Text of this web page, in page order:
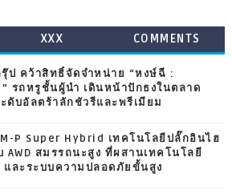
XXX COMMENTS
รุ๊ป คว้าสิทธิ์จัดจำหน่าย “หงษ์ฉี :
รถหรูชั้นผู้นำ เดินหน้าปักธงในตลาด
ดับอัลตร้าลักชัวรีและพรีเมียม
P Super Hybrid เทคโนโลยีปลั๊กอินไฮ
AWD สมรรถนะสูง ที่ผสานเทคโนโลยี
และระบบความปลอดภัยขั้นสูง